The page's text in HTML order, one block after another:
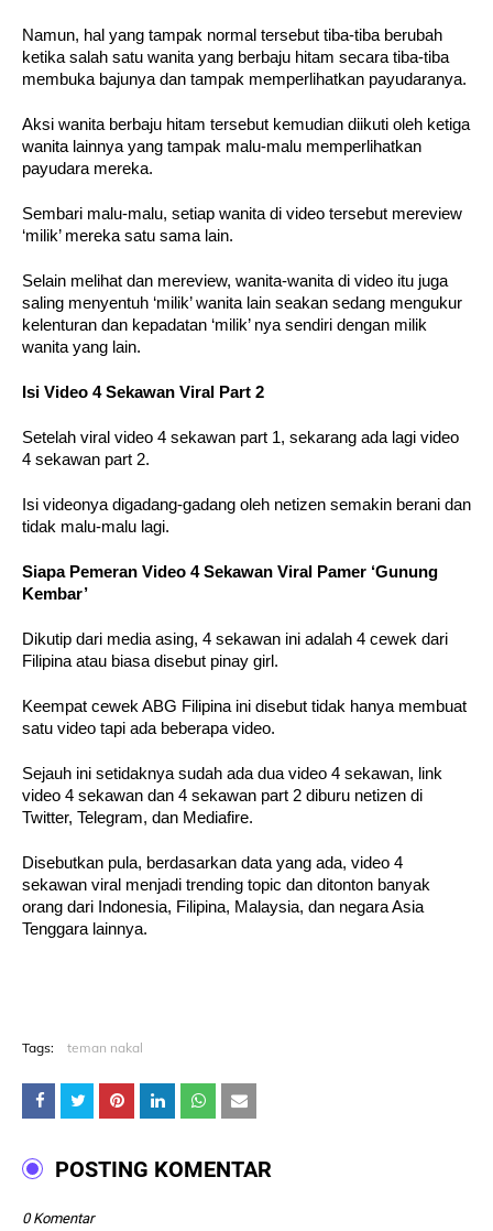
Namun, hal yang tampak normal tersebut tiba-tiba berubah
ketika salah satu wanita yang berbaju hitam secara tiba-tiba
membuka bajunya dan tampak memperlihatkan payudaranya.
Aksi wanita berbaju hitam tersebut kemudian diikuti oleh ketiga
wanita lainnya yang tampak malu-malu memperlihatkan
payudara mereka.
Sembari malu-malu, setiap wanita di video tersebut mereview
‘milik’ mereka satu sama lain.
Selain melihat dan mereview, wanita-wanita di video itu juga
saling menyentuh ‘milik’ wanita lain seakan sedang mengukur
kelenturan dan kepadatan ‘milik’ nya sendiri dengan milik
wanita yang lain.
Isi Video 4 Sekawan Viral Part 2
Setelah viral video 4 sekawan part 1, sekarang ada lagi video
4 sekawan part 2.
Isi videonya digadang-gadang oleh netizen semakin berani dan
tidak malu-malu lagi.
Siapa Pemeran Video 4 Sekawan Viral Pamer ‘Gunung
Kembar’
Dikutip dari media asing, 4 sekawan ini adalah 4 cewek dari
Filipina atau biasa disebut pinay girl.
Keempat cewek ABG Filipina ini disebut tidak hanya membuat
satu video tapi ada beberapa video.
Sejauh ini setidaknya sudah ada dua video 4 sekawan, link
video 4 sekawan dan 4 sekawan part 2 diburu netizen di
Twitter, Telegram, dan Mediafire.
Disebutkan pula, berdasarkan data yang ada, video 4
sekawan viral menjadi trending topic dan ditonton banyak
orang dari Indonesia, Filipina, Malaysia, dan negara Asia
Tenggara lainnya.
Tags: teman nakal
POSTING KOMENTAR
0 Komentar